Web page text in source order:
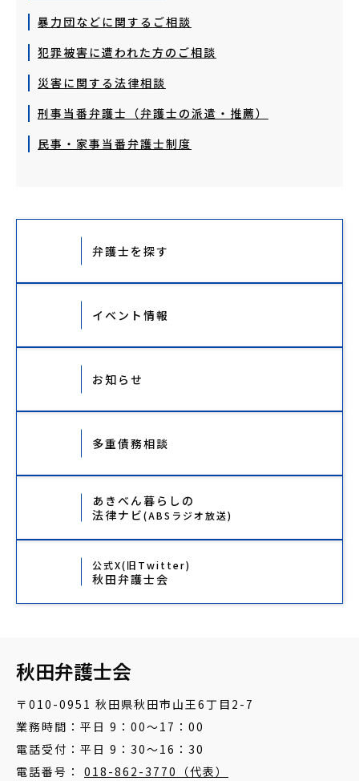
暴力団などに関するご相談
犯罪被害に遭われた方のご相談
災害に関する法律相談
刑事当番弁護士（弁護士の派遣・推薦）
民事・家事当番弁護士制度
弁護士を探す
イベント情報
お知らせ
多重債務相談
あきべん暮らしの
法律ナビ(ABSラジオ放送)
公式X(旧Twitter)
秋田弁護士会
秋田弁護士会
〒010-0951 秋田県秋田市山王6丁目2-7
業務時間：平日 9：00～17：00
電話受付：平日 9：30～16：30
電話番号： 018-862-3770（代表）